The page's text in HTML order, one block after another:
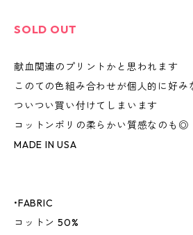
SOLD OUT
献血関連のプリントかと思われます
このての色組み合わせが個人的に好み
ついつい買い付けてしまいます
コットンポリの柔らかい質感なのも◎
MADE IN USA
•FABRIC
コットン 50%